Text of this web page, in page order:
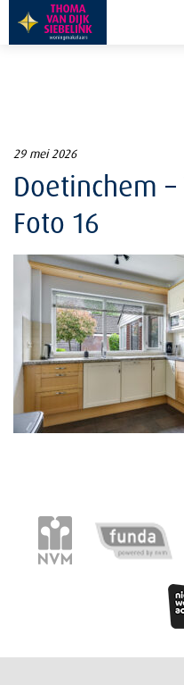
29 mei 2026
Doetinchem –
Foto 16